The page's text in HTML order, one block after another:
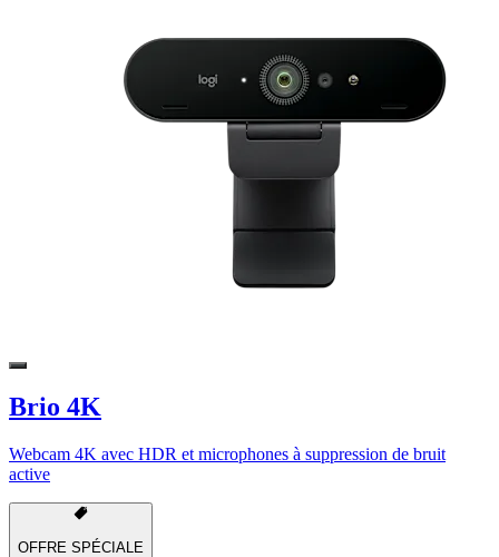
Brio 4K
Webcam 4K avec HDR et microphones à suppression de bruit
active
OFFRE SPÉCIALE